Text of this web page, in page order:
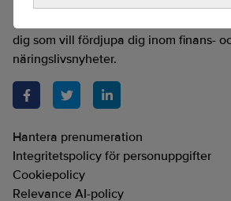
Realtid är en oberoende och
dig som vill fördjupa dig inom finans-
näringslivsnyheter.
Hantera prenumeration
Integritetspolicy för personuppgifter
Cookiepolicy
Relevance AI-policy